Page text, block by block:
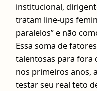
institucional,
tratam line-ups
paralelos” e não
Essa soma de
talentosas para fora
nos primeiros anos,
testar seu real teto